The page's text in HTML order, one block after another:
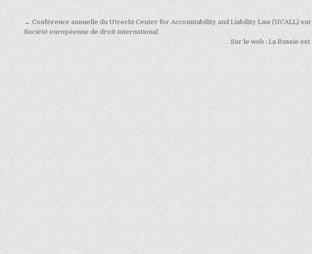
Navigation
de
l’article
← Conférence annuelle du Utrecht Center for Accountability and Liability Law (UCALL)
Société européenne de droit international
Sur le web : La Russie